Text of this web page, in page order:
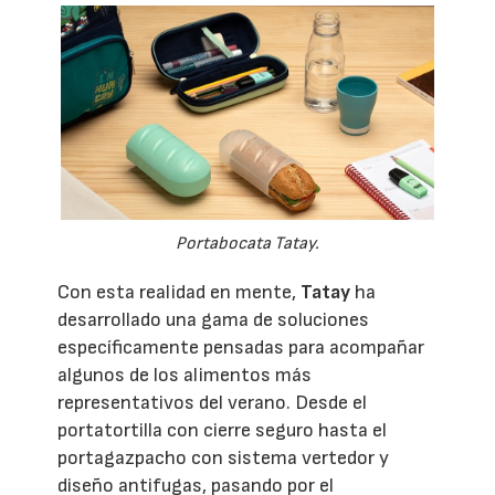
Portabocata Tatay.
Con esta realidad en mente, Tatay ha
desarrollado una gama de soluciones
específicamente pensadas para acompañar
algunos de los alimentos más
representativos del verano. Desde el
portatortilla con cierre seguro hasta el
portagazpacho con sistema vertedor y
diseño antifugas, pasando por el